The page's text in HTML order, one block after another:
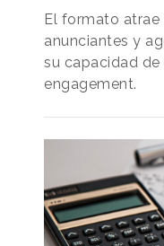
El formato atrae
anunciantes y
su capacidad
engagement.